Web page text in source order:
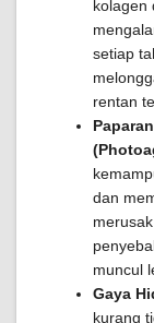
kolagen
setiap
rentan
dan
muncul
Gaya
kurang